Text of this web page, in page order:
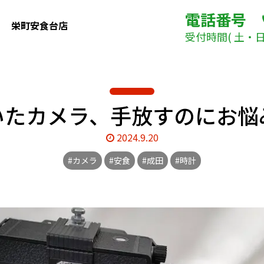
栄町安食台店 電話番号
受付時間( 土・
カメラ、手放すのにお
2024.9.20
#カメラ #安食 #成田 #時計